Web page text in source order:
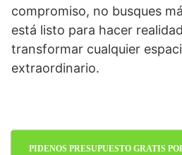
compromiso, no busques
está listo para hacer
transformar cualquier
extraordinario.
PIDENOS PRESUPUESTO GRATIS